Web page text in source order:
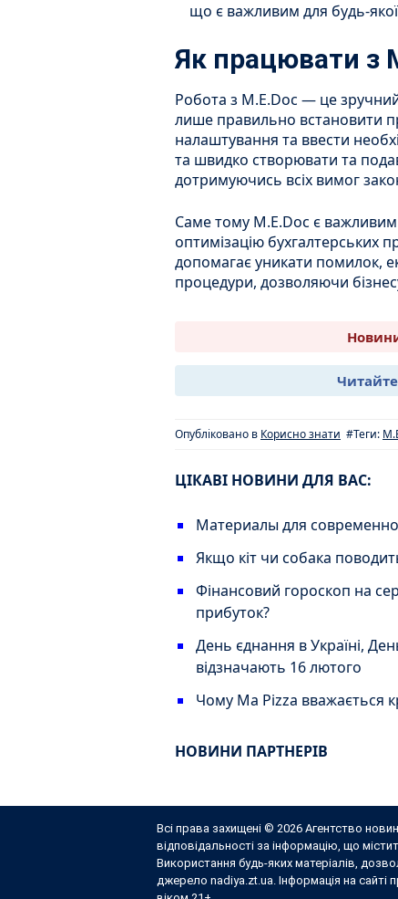
що є важливим для будь-якої
Як працювати з
Робота з M.E.Doc — це
лише правильно встановити
налаштування та ввести
та швидко створювати та
дотримуючись всіх вимог
Саме тому M.E.Doc є
оптимізацію бухгалтерських
допомагає уникати помилок,
процедури, дозволяючи
Опубліковано в Корисно знати #Теги:
ЦІКАВІ НОВИНИ ДЛЯ ВАС:
Материалы для
Якщо кіт чи собака
Фінансовий гороскоп на
прибуток?
День єднання в Україні,
відзначають 16 лютого
Чому Ma Pizza вважається
НОВИНИ ПАРТНЕРІВ
Всі права захищені © 2026 Агентство
відповідальності за інформацію, що
Використання будь-яких матеріалів,
джерело nadiya.zt.ua. Інформація на сайті